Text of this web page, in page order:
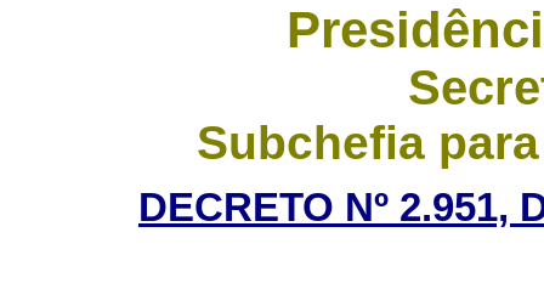
Subchefia
DECRETO Nº 2.951,